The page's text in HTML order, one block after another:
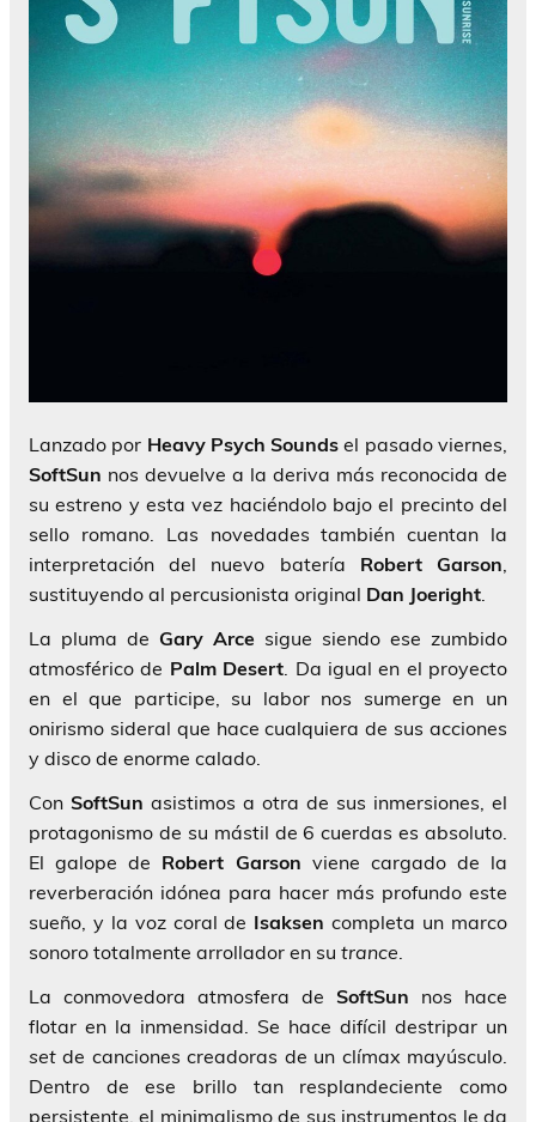
Lanzado por Heavy Psych Sounds el pasado viernes,
SoftSun nos devuelve a la deriva más reconocida de
su estreno y esta vez haciéndolo bajo el precinto del
sello romano. Las novedades también cuentan la
interpretación del nuevo batería Robert Garson,
sustituyendo al percusionista original Dan Joeright.
La pluma de Gary Arce sigue siendo ese zumbido
atmosférico de Palm Desert. Da igual en el proyecto
en el que participe, su labor nos sumerge en un
onirismo sideral que hace cualquiera de sus acciones
y disco de enorme calado.
Con SoftSun asistimos a otra de sus inmersiones, el
protagonismo de su mástil de 6 cuerdas es absoluto.
El galope de Robert Garson viene cargado de la
reverberación idónea para hacer más profundo este
sueño, y la voz coral de Isaksen completa un marco
sonoro totalmente arrollador en su trance.
La conmovedora atmosfera de SoftSun nos hace
flotar en la inmensidad. Se hace difícil destripar un
set de canciones creadoras de un clímax mayúsculo.
Dentro de ese brillo tan resplandeciente como
persistente, el minimalismo de sus instrumentos le da